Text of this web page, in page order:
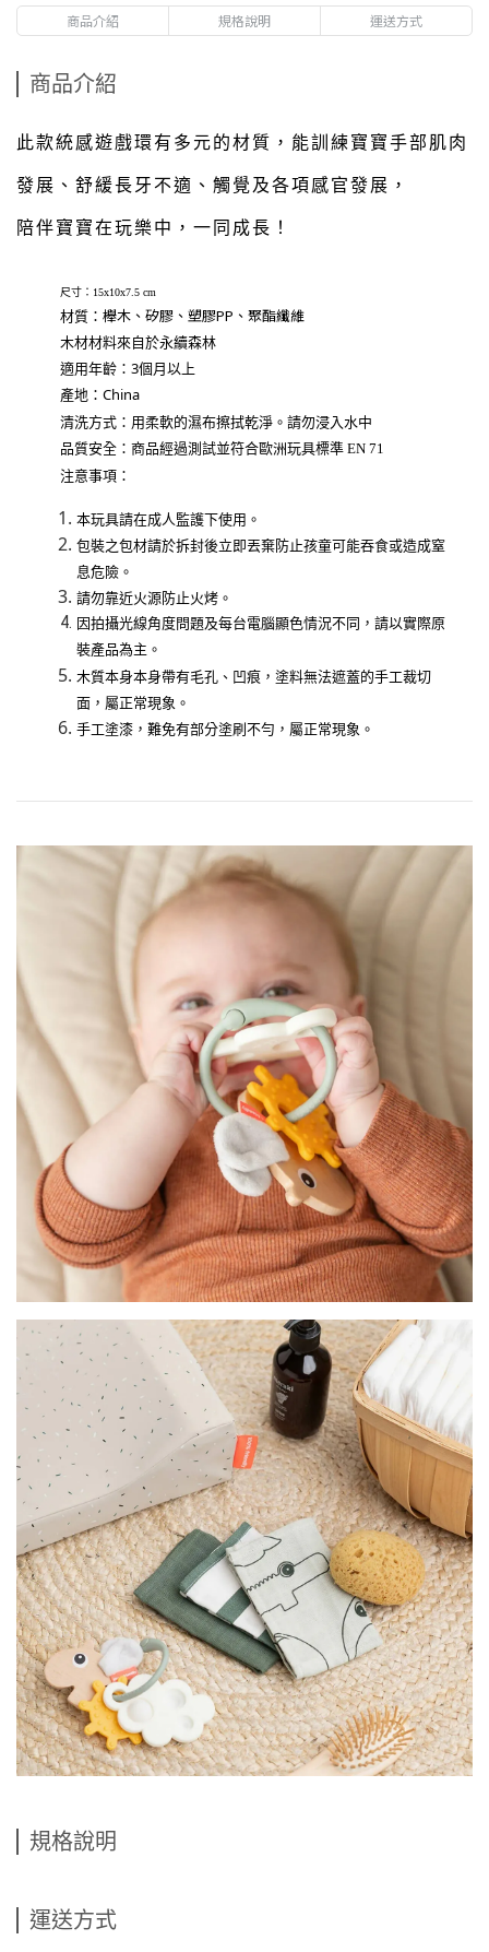
商品介紹 規格說明 運送方式
商品介紹
此款統感遊戲環有多元的材質，能訓練寶寶手部肌肉
發展、舒緩長牙不適、觸覺及各項感官發展，
陪伴寶寶在玩樂中，一同成長！
尺寸：15x10x7.5 cm
材質 ： 櫸木、矽膠、塑膠PP、聚酯纖維
木材材料來自於永續森林
適用年齡：3個月以上
產地：China
清洗方式： 用柔軟的濕布擦拭乾淨。請勿浸入水中
品質安全： 商品經過測試並符合歐洲玩具標準 EN 71
注意事項：
本玩具請在成人監護下使用。
包裝之包材請於拆封後立即丟棄防止孩童可能吞食或造成窒
息危險。
請勿靠近火源防止火烤。
因拍攝光線角度問題及每台電腦顯色情況不同，請以實際原
裝產品為主。
木質本身本身帶有毛孔、凹痕，塗料無法遮蓋的手工裁切
面，屬正常現象。
手工塗漆，難免有部分塗刷不勻，屬正常現象。
規格說明
運送方式